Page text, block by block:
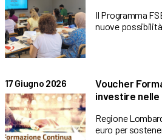
Il Programma
nuove
17 Giugno 2026
Voucher
investire
Regione
euro per